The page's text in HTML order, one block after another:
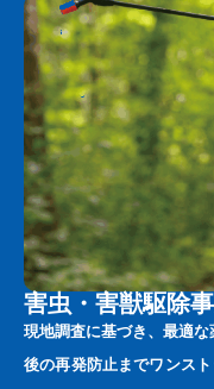
害虫・害獣駆除
現地調査に基づき、最適
後の再発防止までワンス